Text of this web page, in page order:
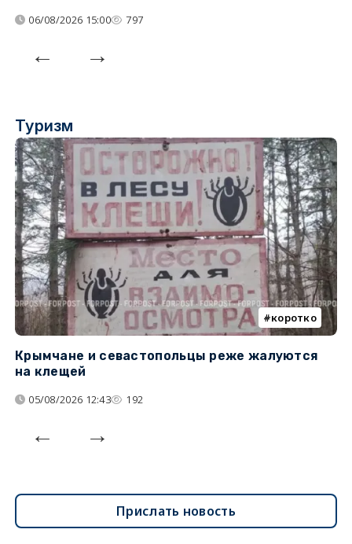
06/08/2026 15:00 797
Туризм
коротко
Крымчане и севастопольцы реже жалуются
на клещей
05/08/2026 12:43 192
Прислать новость